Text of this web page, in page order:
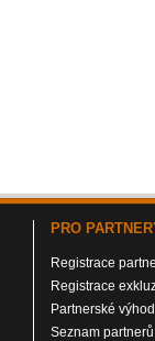
PRO
Registrace
Registrace
Partnerské
Seznam partnerů